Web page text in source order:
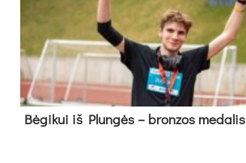
Bė­gi­kui iš Plun­gės – bron­zos me­da­lis